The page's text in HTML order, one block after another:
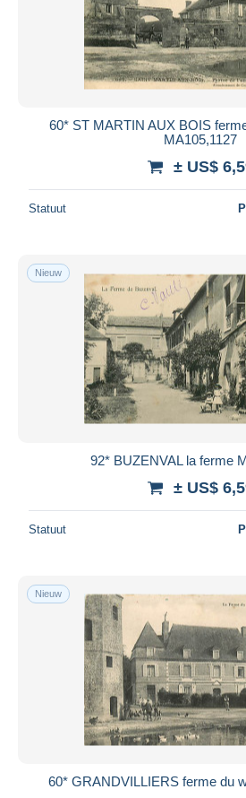
60* ST MARTIN AUX BOIS
MA105,1127
± US$
Statuut
Nieuw
92* BUZENVAL la ferme
± US$
Statuut
Nieuw
60* GRANDVILLIERS ferme du